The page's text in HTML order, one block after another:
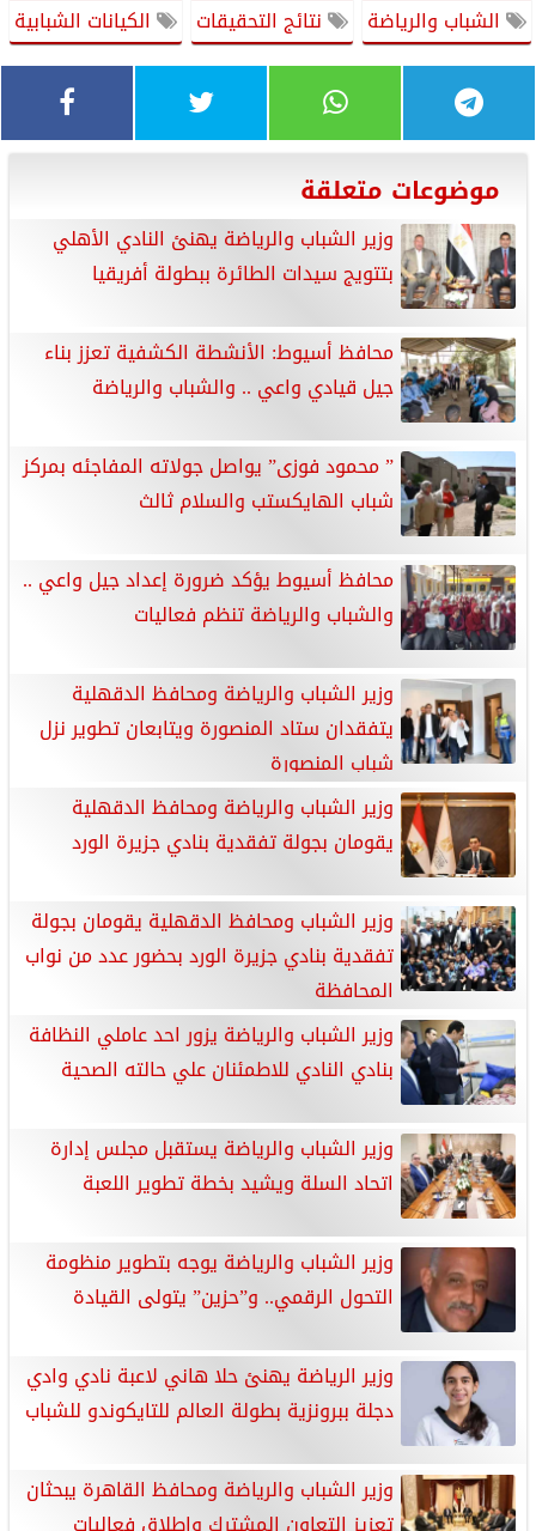
الشباب والرياضة نتائج التحقيقات الكيانات الشبابية
موضوعات متعلقة
وزير الشباب والرياضة يهنئ النادي الأهلي
بتتويج سيدات الطائرة ببطولة أفريقيا
محافظ أسيوط: الأنشطة الكشفية تعزز بناء
جيل قيادي واعي .. والشباب والرياضة
” محمود فوزى” يواصل جولاته المفاجئه بمركز
شباب الهايكستب والسلام ثالث
محافظ أسيوط يؤكد ضرورة إعداد جيل واعي ..
والشباب والرياضة تنظم فعاليات
وزير الشباب والرياضة ومحافظ الدقهلية
يتفقدان ستاد المنصورة ويتابعان تطوير نزل
شباب المنصورة
وزير الشباب والرياضة ومحافظ الدقهلية
يقومان بجولة تفقدية بنادي جزيرة الورد
وزير الشباب ومحافظ الدقهلية يقومان بجولة
تفقدية بنادي جزيرة الورد بحضور عدد من نواب
المحافظة
وزير الشباب والرياضة يزور احد عاملي النظافة
بنادي النادي للاطمئنان علي حالته الصحية
وزير الشباب والرياضة يستقبل مجلس إدارة
اتحاد السلة ويشيد بخطة تطوير اللعبة
وزير الشباب والرياضة يوجه بتطوير منظومة
التحول الرقمي.. و”حزين” يتولى القيادة
وزير الرياضة يهنئ حلا هاني لاعبة نادي وادي
دجلة ببرونزية بطولة العالم للتايكوندو للشباب
وزير الشباب والرياضة ومحافظ القاهرة يبحثان